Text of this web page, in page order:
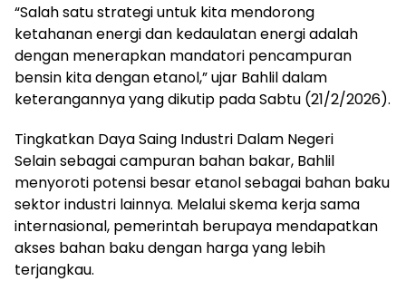
“Salah satu strategi untuk kita mendorong
ketahanan energi dan kedaulatan energi adalah
dengan menerapkan mandatori pencampuran
bensin kita dengan etanol,” ujar Bahlil dalam
keterangannya yang dikutip pada Sabtu (21/2/2026).
Tingkatkan Daya Saing Industri Dalam Negeri
Selain sebagai campuran bahan bakar, Bahlil
menyoroti potensi besar etanol sebagai bahan baku
sektor industri lainnya. Melalui skema kerja sama
internasional, pemerintah berupaya mendapatkan
akses bahan baku dengan harga yang lebih
terjangkau.